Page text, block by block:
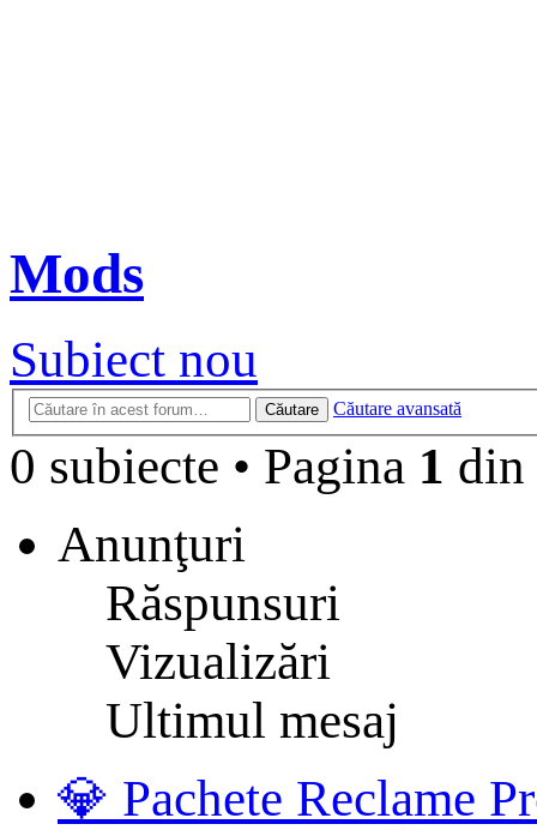
Mods
Subiect nou
Căutare Căutare avansată
0 subiecte • Pagina 1 din
Anunţuri
Răspunsuri
Vizualizări
Ultimul mesaj
💎 Pachete Reclame